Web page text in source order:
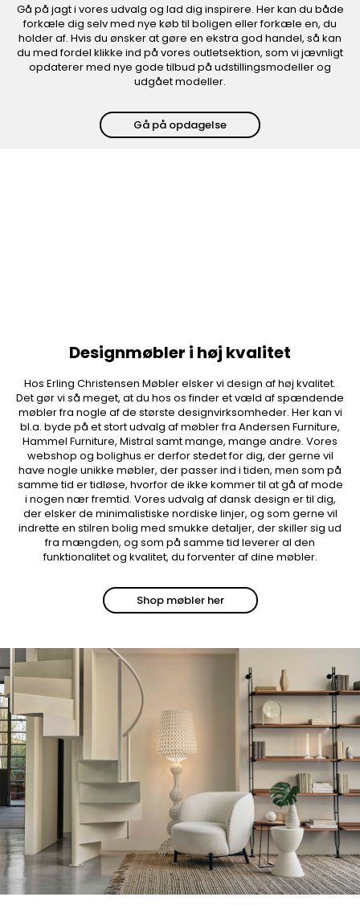
Gå på jagt i vores udvalg og lad dig inspirere. Her kan du både
forkæle dig selv med nye køb til boligen eller forkæle en, du
holder af. Hvis du ønsker at gøre en ekstra god handel, så kan
du med fordel klikke ind på vores outletsektion, som vi jævnligt
opdaterer med nye gode tilbud på udstillingsmodeller og
udgået modeller.
Gå på opdagelse
Designmøbler i høj kvalitet
Hos Erling Christensen Møbler elsker vi design af høj kvalitet.
Det gør vi så meget, at du hos os finder et væld af spændende
møbler fra nogle af de største designvirksomheder. Her kan vi
bl.a. byde på et stort udvalg af møbler fra Andersen Furniture,
Hammel Furniture, Mistral samt mange, mange andre. Vores
webshop og bolighus er derfor stedet for dig, der gerne vil
have nogle unikke møbler, der passer ind i tiden, men som på
samme tid er tidløse, hvorfor de ikke kommer til at gå af mode
i nogen nær fremtid. Vores udvalg af dansk design er til dig,
der elsker de minimalistiske nordiske linjer, og som gerne vil
indrette en stilren bolig med smukke detaljer, der skiller sig ud
fra mængden, og som på samme tid leverer al den
funktionalitet og kvalitet, du forventer af dine møbler.
Shop møbler her